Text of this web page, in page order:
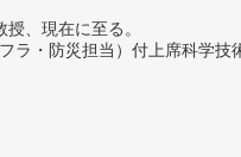
、現在に至る。
・防災担当）付上席科学技